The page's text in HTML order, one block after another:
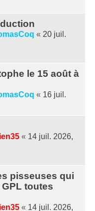
« 20 juil.
le 15 août à
« 16 juil.
« 14 juil. 2026,
pisseuses qui
toutes
« 14 juil. 2026,